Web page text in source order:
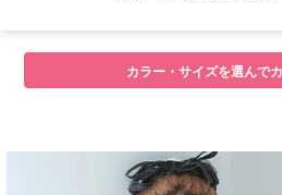
カラー・サイズを選んで